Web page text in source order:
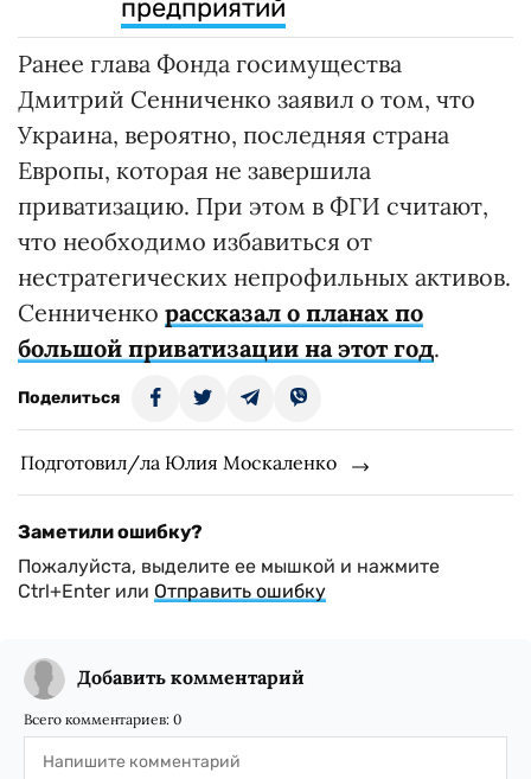
предприятий
Ранее глава Фонда госимущества
Дмитрий Сенниченко заявил о том, что
Украина, вероятно, последняя страна
Европы, которая не завершила
приватизацию. При этом в ФГИ считают,
что необходимо избавиться от
нестратегических непрофильных активов.
Сенниченко рассказал о планах по
большой приватизации на этот год.
Поделиться
Подготовил/ла Юлия Москаленко
Заметили ошибку?
Пожалуйста, выделите ее мышкой и нажмите
Ctrl+Enter или Отправить ошибку
Добавить комментарий
Всего комментариев: 0